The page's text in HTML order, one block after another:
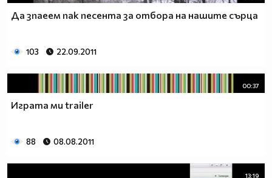
Да зпаеем пак песента за отбора на нашите сърца
103 22.09.2011
00:37
Играта ми trailer
88 08.08.2011
13:19